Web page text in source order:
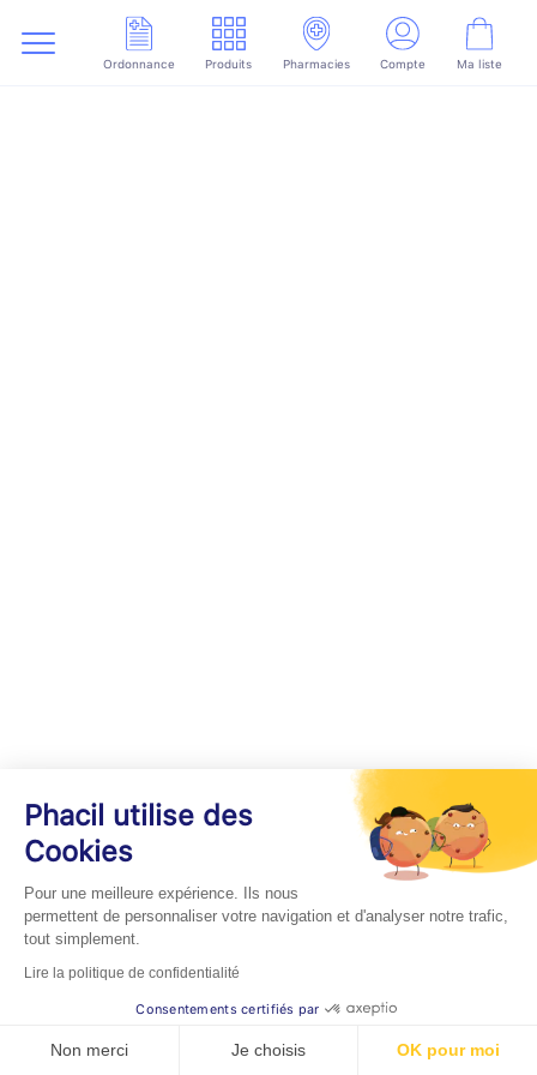
Ordonnance Produits Pharmacies Compte Ma liste
Phacil utilise des
Cookies
Pour une meilleure expérience. Ils nous
permettent de personnaliser votre navigation et d'analyser notre trafic,
tout simplement.
Lire la politique de confidentialité
Consentements certifiés par
Non merci Je choisis OK pour moi